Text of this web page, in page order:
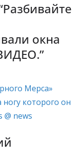
Разбивайте
окна
”
Мерса»
ногу которого он
news